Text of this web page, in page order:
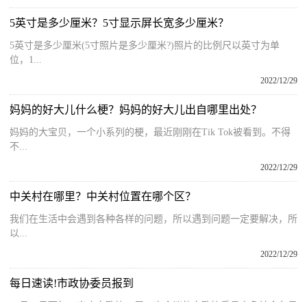
5英寸是多少厘米？5寸显示屏长宽多少厘米？
5英寸是多少厘米(5寸照片是多少厘米?)照片的比例尺以英寸为单
位，1...
2022/12/29
妈妈的好大儿什么梗？妈妈的好大儿出自哪里出处？
妈妈的大宝贝，一个小系列的梗，最近刚刚在Tik Tok被看到。不得
不...
2022/12/29
中关村在哪里？中关村位置在哪个区？
我们在生活中会遇到各种各样的问题，所以遇到问题一定要解决，所
以...
2022/12/29
每日速读!市政协委员报到